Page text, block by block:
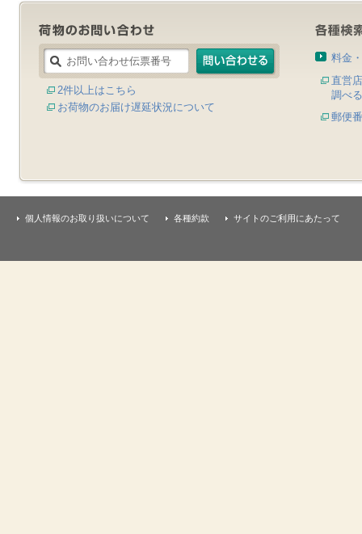
2件以上はこちら
お荷物のお届け遅延状況について
料金
直営
調べる
郵便
個人情報のお取り扱いについて 各種約款 サイトのご利用にあたって